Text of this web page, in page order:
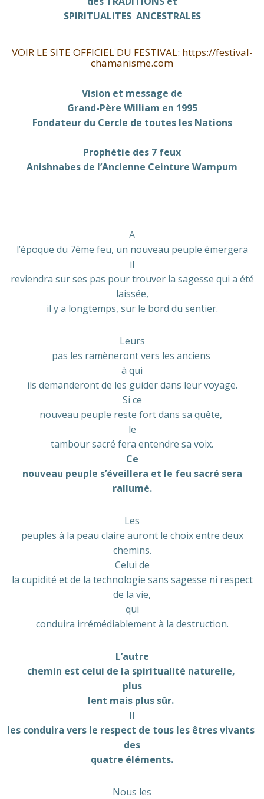
SPIRITUALITES ANCESTRALES
VOIR LE SITE OFFICIEL DU FESTIVAL: https://festival-
chamanisme.com
Vision et message de
Grand-Père William en 1995
Fondateur du Cercle de toutes les Nations
Prophétie des 7 feux
Anishnabes de l’Ancienne Ceinture Wampum
A
l’époque du 7ème feu, un nouveau peuple émergera
il
reviendra sur ses pas pour trouver la sagesse qui a été
laissée,
il y a longtemps, sur le bord du sentier.
Leurs
pas les ramèneront vers les anciens
à qui
ils demanderont de les guider dans leur voyage.
Si ce
nouveau peuple reste fort dans sa quête,
le
tambour sacré fera entendre sa voix.
Ce
nouveau peuple s’éveillera et le feu sacré sera
rallumé.
Les
peuples à la peau claire auront le choix entre deux
chemins.
Celui de
la cupidité et de la technologie sans sagesse ni respect
de la vie,
qui
conduira irrémédiablement à la destruction.
L’autre
chemin est celui de la spiritualité naturelle,
plus
lent mais plus sûr.
Il
les conduira vers le respect de tous les êtres vivants
des
quatre éléments.
Nous les